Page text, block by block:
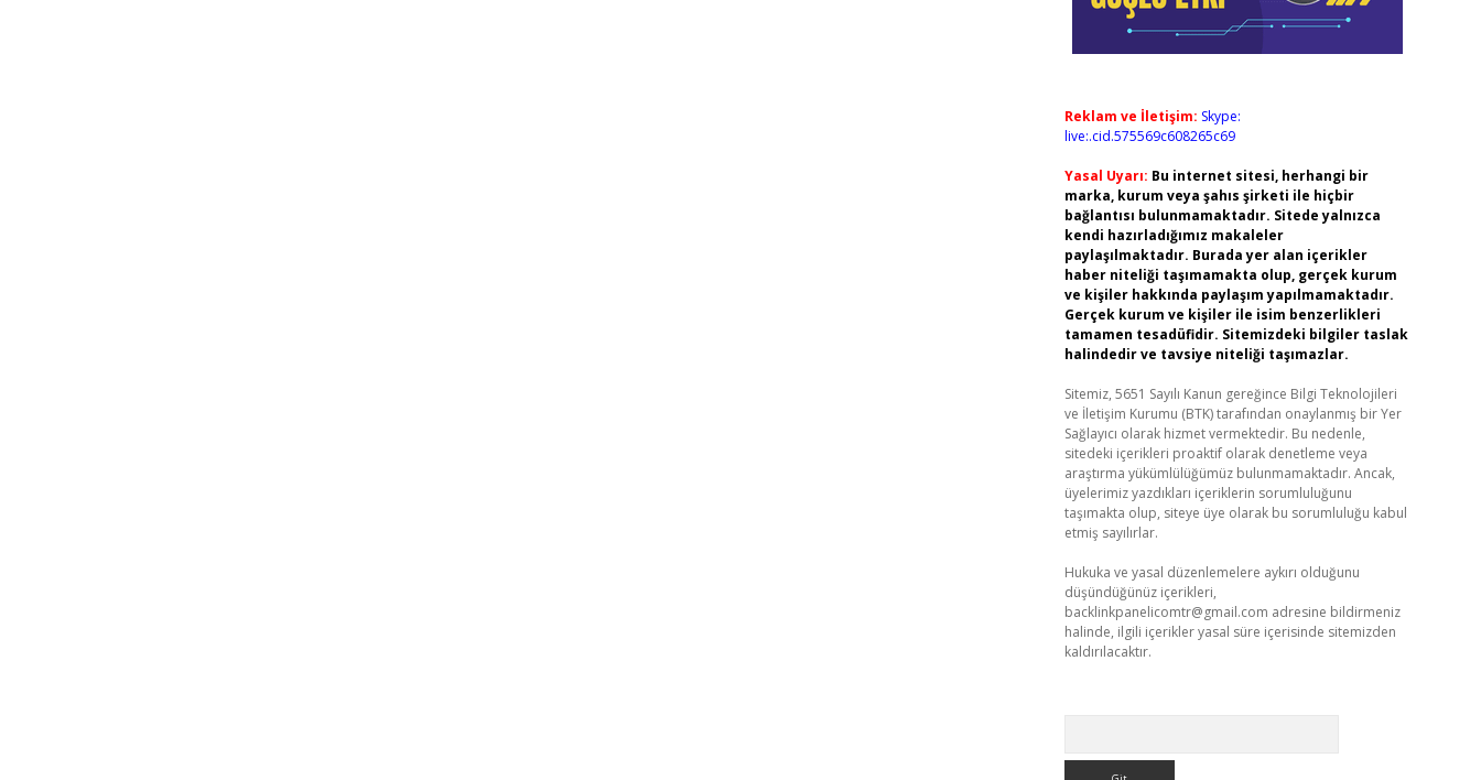
Reklam ve İletişim: Skype:
live:.cid.575569c608265c69
Yasal Uyarı: Bu internet sitesi, herhangi bir
marka, kurum veya şahıs şirketi ile hiçbir
bağlantısı bulunmamaktadır. Sitede yalnızca
kendi hazırladığımız makaleler
paylaşılmaktadır. Burada yer alan içerikler
haber niteliği taşımamakta olup, gerçek kurum
ve kişiler hakkında paylaşım yapılmamaktadır.
Gerçek kurum ve kişiler ile isim benzerlikleri
tamamen tesadüfidir. Sitemizdeki bilgiler taslak
halindedir ve tavsiye niteliği taşımazlar.
Sitemiz, 5651 Sayılı Kanun gereğince Bilgi Teknolojileri
ve İletişim Kurumu (BTK) tarafından onaylanmış bir Yer
Sağlayıcı olarak hizmet vermektedir. Bu nedenle,
sitedeki içerikleri proaktif olarak denetleme veya
araştırma yükümlülüğümüz bulunmamaktadır. Ancak,
üyelerimiz yazdıkları içeriklerin sorumluluğunu
taşımakta olup, siteye üye olarak bu sorumluluğu kabul
etmiş sayılırlar.
Hukuka ve yasal düzenlemelere aykırı olduğunu
düşündüğünüz içerikleri,
backlinkpanelicomtr@gmail.com adresine bildirmeniz
halinde, ilgili içerikler yasal süre içerisinde sitemizden
kaldırılacaktır.